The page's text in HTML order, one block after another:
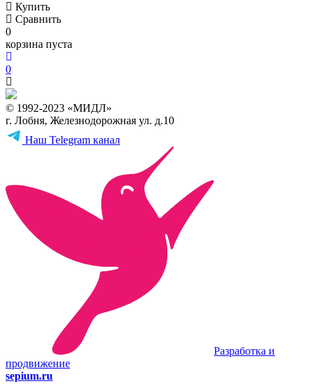
Купить
Сравнить
0
корзина пуста
0
© 1992-2023 «МИДЛ»
г. Лобня, Железнодорожная ул. д.10
Наш Telegram канал
Разработка и
продвижение
sepium.ru